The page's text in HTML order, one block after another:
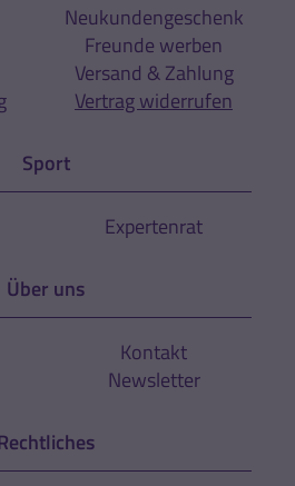
Neukundengeschenk
Freunde werben
Versand & Zahlung
Vertrag widerrufen
Sport
Expertenrat
Über uns
Kontakt
Newsletter